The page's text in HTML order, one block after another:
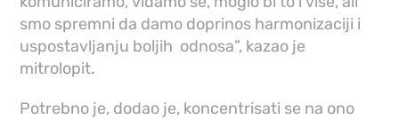
smo spremni da damo doprinos harmonizaciji i
uspostavljanju boljih odnosa”, kazao je
mitrolopit.
Potrebno je, dodao je, koncentrisati se na ono